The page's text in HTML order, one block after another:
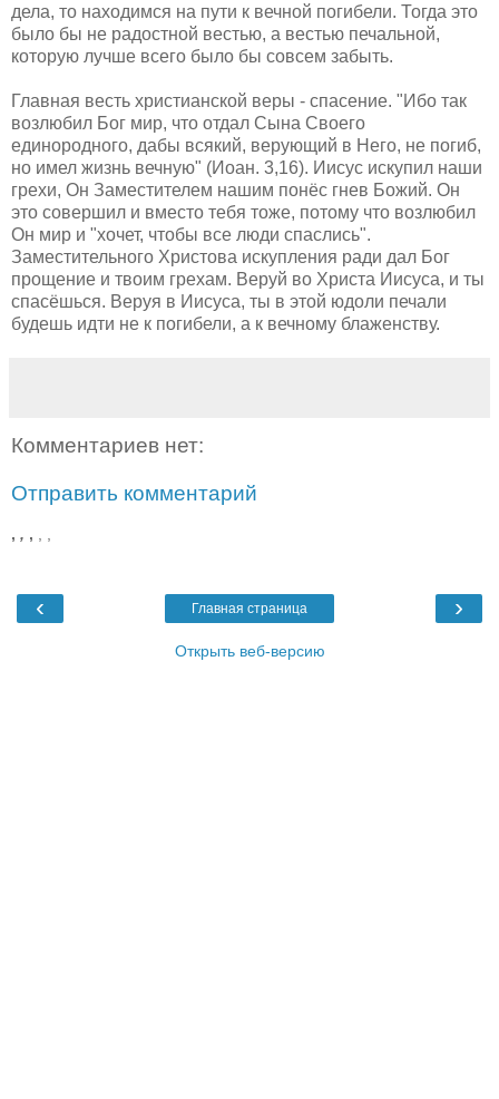
дела, то находимся на пути к вечной погибели. Тогда это
было бы не радостной вестью, а вестью печальной,
которую лучше всего было бы совсем забыть.
Главная весть христианской веры - спасение. "Ибо так
возлюбил Бог мир, что отдал Сына Своего
единородного, дабы всякий, верующий в Него, не погиб,
но имел жизнь вечную" (Иоан. 3,16). Иисус искупил наши
грехи, Он Заместителем нашим понёс гнев Божий. Он
это совершил и вместо тебя тоже, потому что возлюбил
Он мир и "хочет, чтобы все люди спаслись".
Заместительного Христова искупления ради дал Бог
прощение и твоим грехам. Веруй во Христа Иисуса, и ты
спасёшься. Веруя в Иисуса, ты в этой юдоли печали
будешь идти не к погибели, а к вечному блаженству.
Комментариев нет:
Отправить комментарий
, , ,
‹ ›
Главная страница
Открыть веб-версию